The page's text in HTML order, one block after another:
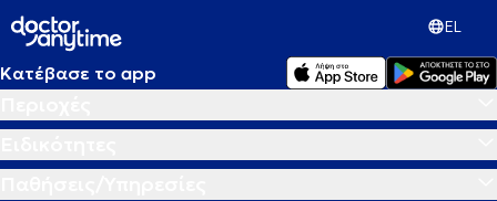
EL
Κατέβασε το app